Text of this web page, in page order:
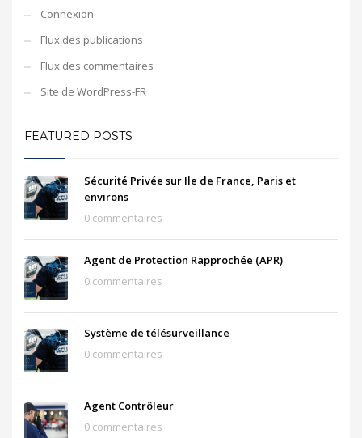
Connexion
Flux des publications
Flux des commentaires
Site de WordPress-FR
FEATURED POSTS
Sécurité Privée sur Ile de France, Paris et
environs
0 commentaires
Agent de Protection Rapprochée (APR)
0 commentaires
Système de télésurveillance
0 commentaires
Agent Contrôleur
0 commentaires